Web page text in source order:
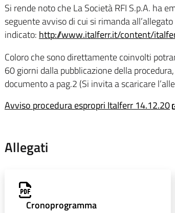
Si rende noto che La Società RFI S.p.A. ha
seguente avviso di cui si rimanda
indicato: http://www.italferr.it/content/
Coloro che sono direttamente coinvolti
60 giorni dalla pubblicazione della
documento a pag.2 (Si invita a scaricare
Avviso procedura espropri Italferr 14.12.20
Allegati
Cronoprogramma